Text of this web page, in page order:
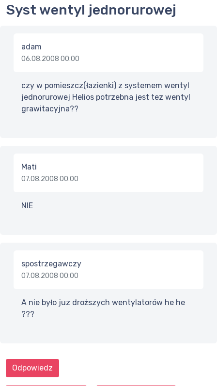
syst wentyl jednorurowej
adam
06.08.2008 00:00
czy w pomieszcz(łazienki) z systemem wentyl
jednorurowej Helios potrzebna jest tez wentyl
grawitacyjna??
Mati
07.08.2008 00:00
NIE
spostrzegawczy
07.08.2008 00:00
A nie było juz droższych wentylatorów he he
???
Odpowiedz